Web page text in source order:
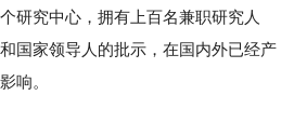
研究中心，拥有上百名兼职研究人
国家领导人的批示，在国内外已经产
响。